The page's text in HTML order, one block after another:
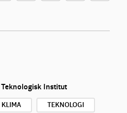
Institut
KLIMA TEKNOLOGI